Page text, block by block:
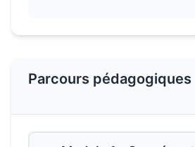
Parcours pédagogiques